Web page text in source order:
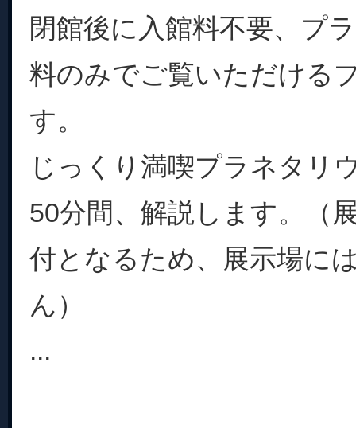
閉館後に入館料不要、プ
料のみでご覧いただける
す。
じっくり満喫プラネタリ
50分間、解説します。（
付となるため、展示場に
ん）
...